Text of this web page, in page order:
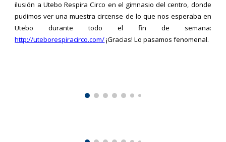
ilusión a Utebo Respira Circo en el gimnasio del centro, donde
pudimos ver una muestra circense de lo que nos esperaba en
Utebo durante todo el fin de semana:
http://uteborespiracirco.com/¡Gracias! Lo pasamos fenomenal.